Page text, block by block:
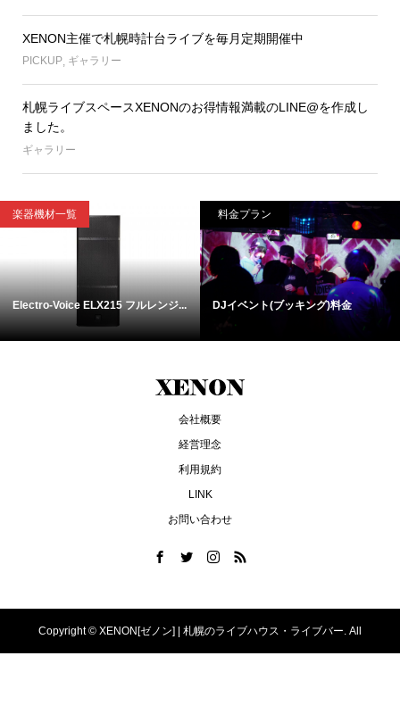
XENON主催で札幌時計台ライブを毎月定期開催中
PICKUP, ギャラリー
札幌ライブスペースXENONのお得情報満載のLINE@を作成し
ました。
ギャラリー
楽器機材一覧
Electro-Voice ELX215 フルレンジ...
料金プラン
DJイベント(ブッキング)料金
会社概要
経営理念
利用規約
LINK
お問い合わせ
Copyright © XENON[ゼノン] | 札幌のライブハウス・ライブバー. All